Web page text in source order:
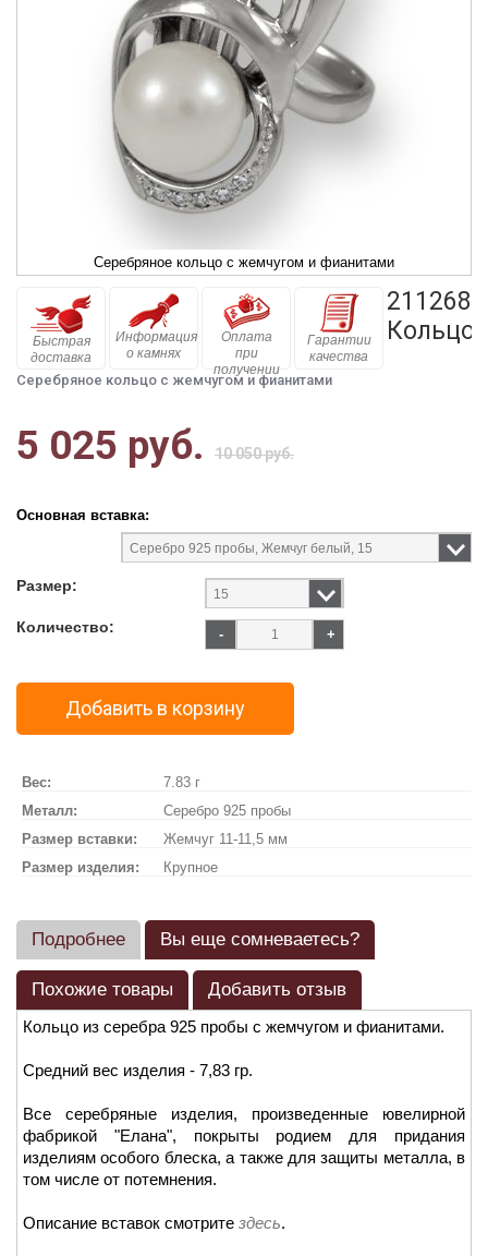
Серебряное кольцо с жемчугом и фианитами
Быстрая
доставка
Информация
о камнях
Оплата
при
получении
Гарантии
качества
211268
Кольцо
Серебряное кольцо с жемчугом и фианитами
5 025 руб. 10 050 руб.
Основная вставка:
Размер:
Количество: - +
Добавить в корзину
Вес:
7.83 г
Металл:
Серебро 925 пробы
Размер вставки:
Жемчуг 11-11,5 мм
Размер изделия:
Крупное
Подробнее Вы еще сомневаетесь?
Похожие товары Добавить отзыв
Кольцо из серебра 925 пробы с жемчугом и фианитами.
Средний вес изделия - 7,83 гр.
Все серебряные изделия, произведенные ювелирной
фабрикой "Елана", покрыты родием для придания
изделиям особого блеска, а также для защиты металла, в
том числе от потемнения.
Описание вставок смотрите здесь.